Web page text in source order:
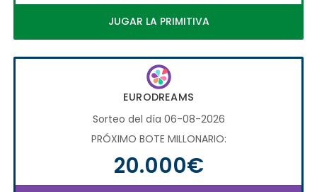
JUGAR LA PRIMITIVA
EURODREAMS
Sorteo del día 06-08-2026
PRÓXIMO BOTE MILLONARIO:
20.000€